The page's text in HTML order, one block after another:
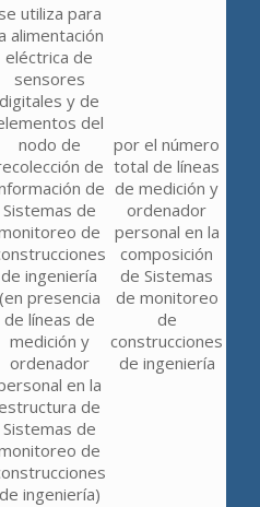
se utiliza para
alimentación
eléctrica de
sensores
digitales y de
del
nodo de
de
de
Sistemas de
de
de ingeniería
(en presencia
de líneas de
medición y
ordenador
en la
de
Sistemas de
de
de ingeniería)
por el número
total de líneas
de medición y
ordenador
personal en la
composición
de Sistemas
de monitoreo
de
construcciones
de ingeniería